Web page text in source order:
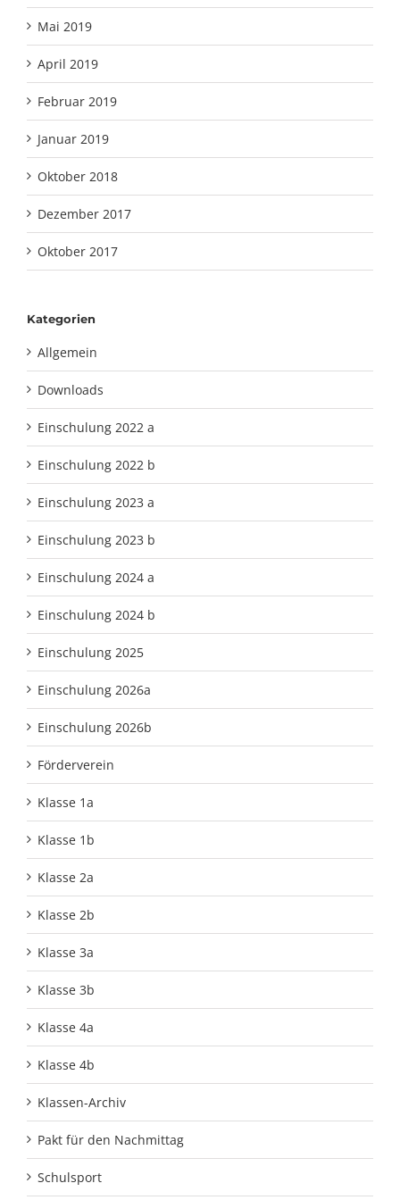
Mai 2019
April 2019
Februar 2019
Januar 2019
Oktober 2018
Dezember 2017
Oktober 2017
Kategorien
Allgemein
Downloads
Einschulung 2022 a
Einschulung 2022 b
Einschulung 2023 a
Einschulung 2023 b
Einschulung 2024 a
Einschulung 2024 b
Einschulung 2025
Einschulung 2026a
Einschulung 2026b
Förderverein
Klasse 1a
Klasse 1b
Klasse 2a
Klasse 2b
Klasse 3a
Klasse 3b
Klasse 4a
Klasse 4b
Klassen-Archiv
Pakt für den Nachmittag
Schulsport